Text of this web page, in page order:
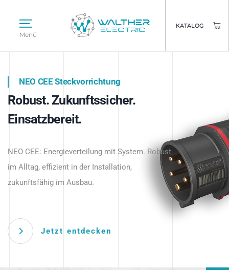
Menü
KATALOG
Intelligente Stromverteilung
beginnt hier.
NEO CEE Steckvorrichtung
Robust. Zukunftssicher.
Einsatzbereit.
NEO CEE: Energieverteilung mit System. Robust
im Alltag, effizient in der Installation,
zukunftsfähig im Ausbau.
Jetzt entdecken
Intelligenz trifft Energie.
Anwendungen – robust, IP-geschützt und
zukunftsfähig.